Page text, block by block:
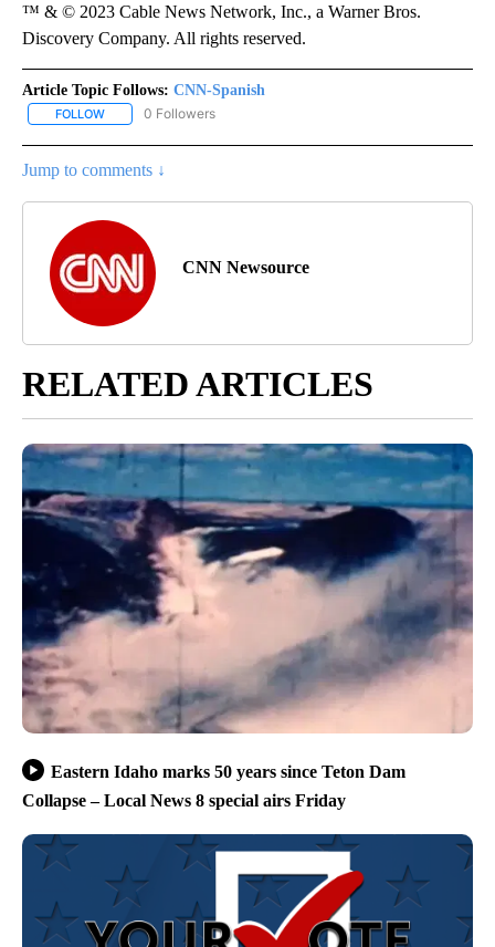
™ & © 2023 Cable News Network, Inc., a Warner Bros.
Discovery Company. All rights reserved.
Article Topic Follows: CNN-Spanish
FOLLOW FOLLOW "CNN-SPANISH" TO RECEIVE NOTIFICATIONS ABOUT
0 Followers
Jump to comments ↓
CNN Newsource
RELATED ARTICLES
Eastern Idaho marks 50 years since Teton Dam
Collapse – Local News 8 special airs Friday